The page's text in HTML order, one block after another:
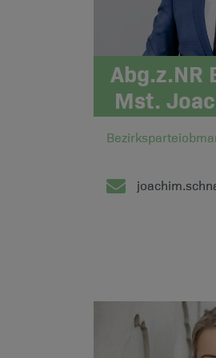
Abg.z.NR
Mst.